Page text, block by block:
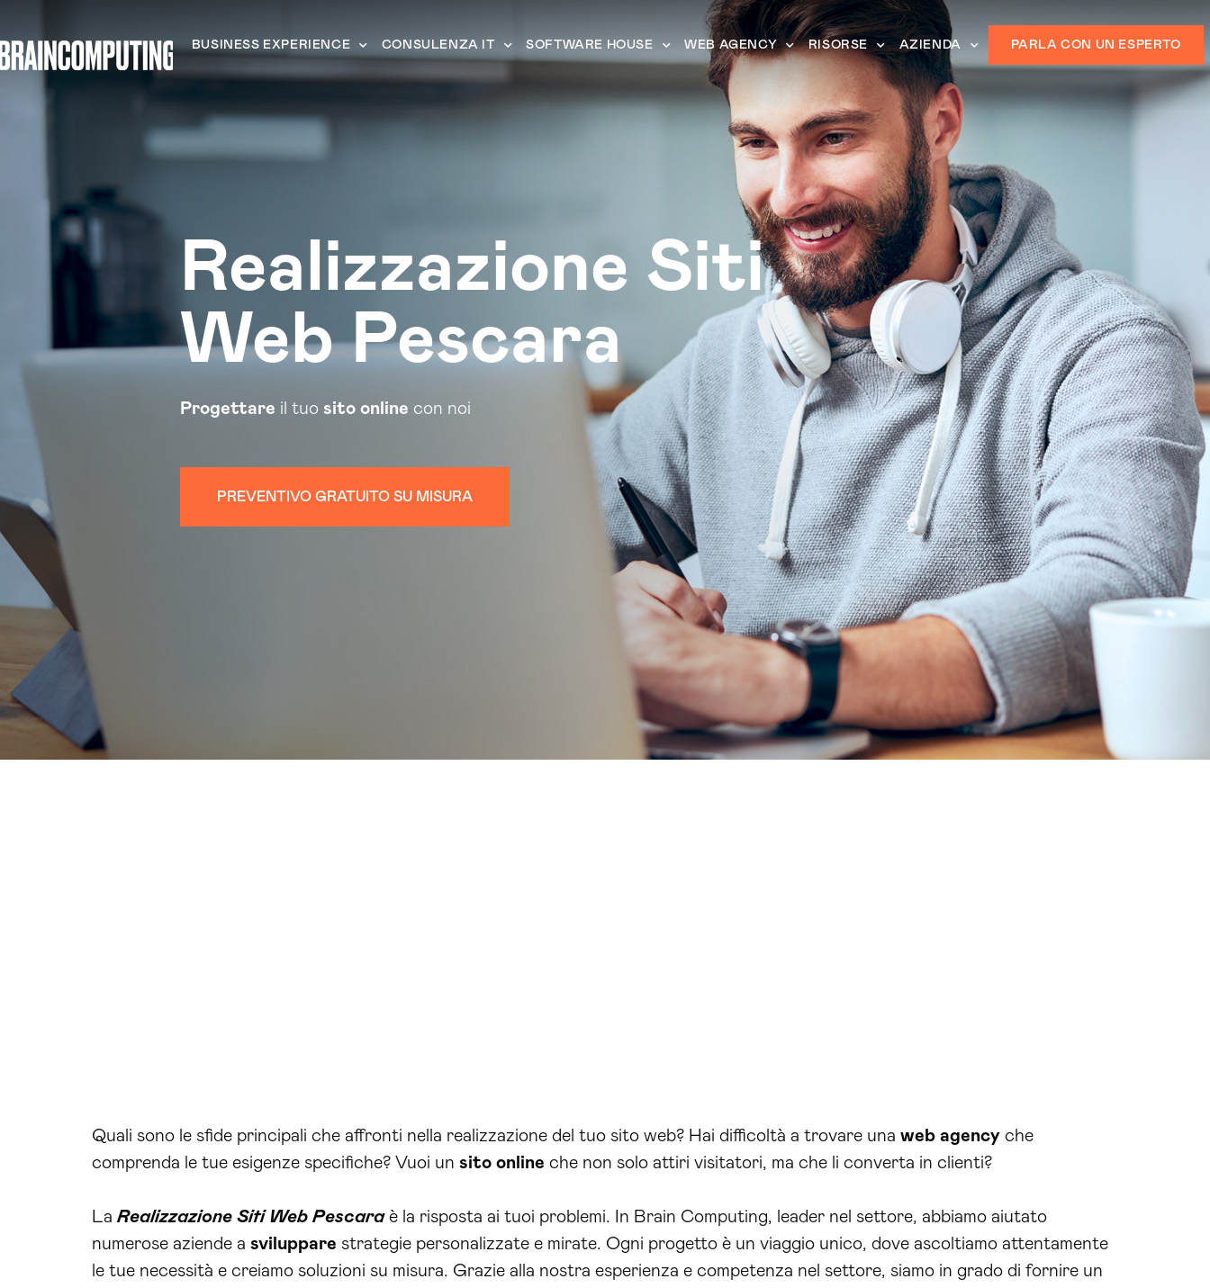
BUSINESS EXPERIENCE CONSULENZA IT SOFTWARE HOUSE WEB AGENCY RISORSE AZIENDA PARLA CON UN ESPERTO
Realizzazione Siti
Web Pescara
Progettare il tuo sito online con noi
PREVENTIVO GRATUITO SU MISURA
Quali sono le sfide principali che affronti nella realizzazione del tuo sito web? Hai difficoltà a trovare una web agency che
comprenda le tue esigenze specifiche? Vuoi un sito online che non solo attiri visitatori, ma che li converta in clienti?
La Realizzazione Siti Web Pescaraè la risposta ai tuoi problemi. In Brain Computing, leader nel settore, abbiamo aiutato
numerose aziende a sviluppare strategie personalizzate e mirate. Ogni progetto è un viaggio unico, dove ascoltiamo attentamente
le tue necessità e creiamo soluzioni su misura. Grazie alla nostra esperienza e competenza nel settore, siamo in grado di fornire un